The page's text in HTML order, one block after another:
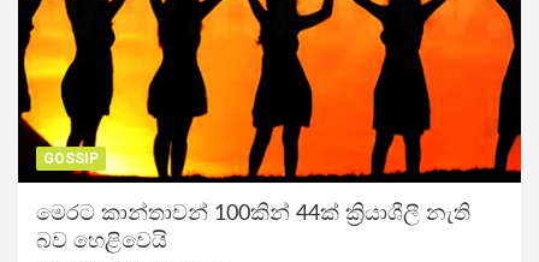
GOSSIP
මෙරට කාන්තාවන් 100කින් 44ක් ක්‍රියාශීලී නැති
බව හෙළිවෙයි